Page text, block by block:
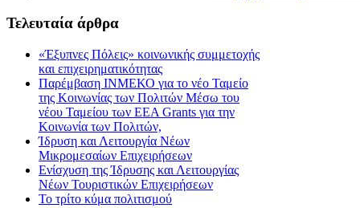
Τελευταία άρθρα
«Έξυπνες Πόλεις» κοινωνικής συμμετοχής
και επιχειρηματικότητας
Παρέμβαση ΙΝΜΕΚΟ για το νέο Ταμείο
της Κοινωνίας των Πολιτών Μέσω του
νέου Ταμείου των ΕΕΑ Grants για την
Κοινωνία των Πολιτών,
Ίδρυση και Λειτουργία Νέων
Μικρομεσαίων Επιχειρήσεων
Ενίσχυση της Ίδρυσης και Λειτουργίας
Νέων Τουριστικών Επιχειρήσεων
Το τρίτο κύμα πολιτισμού